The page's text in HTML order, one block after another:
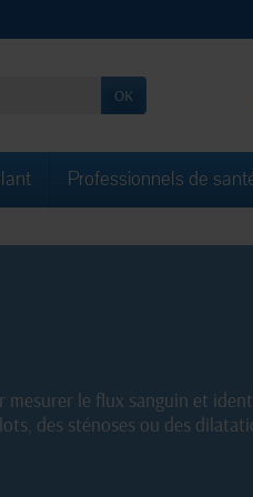
OK
Professionnels de
mesurer le flux sanguin et
des sténoses ou des